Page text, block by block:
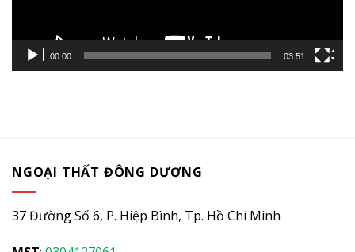
00:00 03:51
NGOẠI THẤT ĐÔNG DƯƠNG
37 Đường Số 6, P. Hiệp Bình, Tp. Hồ Chí Minh